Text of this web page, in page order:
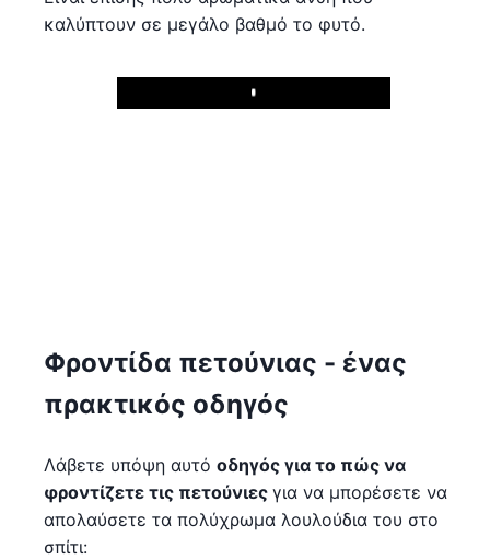
καλύπτουν σε μεγάλο βαθμό το φυτό.
Play
Φροντίδα πετούνιας - ένας
πρακτικός οδηγός
Λάβετε υπόψη αυτό οδηγός για το πώς να
φροντίζετε τις πετούνιες για να μπορέσετε να
απολαύσετε τα πολύχρωμα λουλούδια του στο
σπίτι: